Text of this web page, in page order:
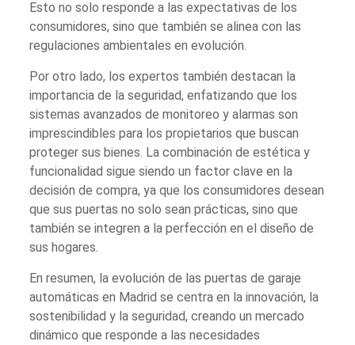
Esto no solo responde a las expectativas de los
consumidores, sino que también se alinea con las
regulaciones ambientales en evolución.
Por otro lado, los expertos también destacan la
importancia de la seguridad, enfatizando que los
sistemas avanzados de monitoreo y alarmas son
imprescindibles para los propietarios que buscan
proteger sus bienes. La combinación de estética y
funcionalidad sigue siendo un factor clave en la
decisión de compra, ya que los consumidores desean
que sus puertas no solo sean prácticas, sino que
también se integren a la perfección en el diseño de
sus hogares.
En resumen, la evolución de las puertas de garaje
automáticas en Madrid se centra en la innovación, la
sostenibilidad y la seguridad, creando un mercado
dinámico que responde a las necesidades